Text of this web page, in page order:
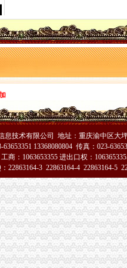
全工作
视盘机质量监测况
电磁灶质量监测况
商标工作作出批示
区
中心2月份受理况分析
案件查办
现五大点
环境
业执照注销谋划“3.15”活动
毯质量监测况
插座质量监测况
提出五点要求
在校大创办微企座谈会
守儿童
佳绩
2010年区县食品安全工作考核
息技术有限公司 地址：重庆渝中区大
63653351 13368080804 传真：023-
商：1063653355 进出口权：
22863164-3 22863164-4 22863164-5